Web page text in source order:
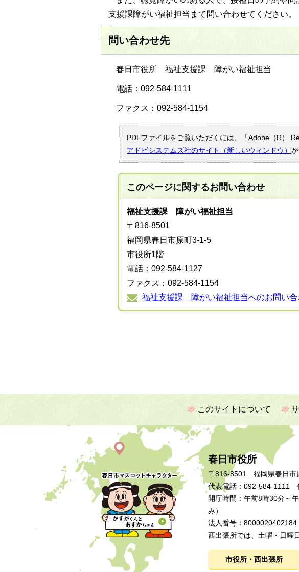
支援課障がい福祉担当まで問い合わせてください。
問い合わせ先
春日市役所 福祉支援課 障がい福祉担当
電話：092-584-1111
ファクス：092-584-1154
PDFファイルをご覧いただくには、「Adobe（R）
アドビシステムズ社のサイト（新しいウィンドウ）
このページに関するお問い合わせ
福祉支援課 障がい福祉担当
〒816-8501
福岡県春日市原町3-1-5
市役所1階
電話：092-584-1127
ファクス：092-584-1154
福祉支援課 障がい福祉担当へのお問い合
このサイトについて
春日市役所
〒816-8501 福岡県春日市
代表電話：092-584-1111
開庁時間：午前8時30分～
み）
法人番号：8000020402184
西出張所では、土曜・日曜
市役所・西出張所